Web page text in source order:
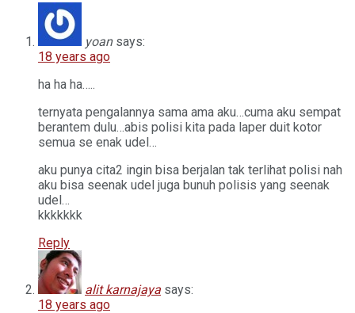
yoan says:
18 years ago
ha ha ha…..
ternyata pengalannya sama ama aku…cuma aku sempat
berantem dulu…abis polisi kita pada laper duit kotor
semua se enak udel…
aku punya cita2 ingin bisa berjalan tak terlihat polisi nah
aku bisa seenak udel juga bunuh polisis yang seenak
udel…
kkkkkkk
Reply
alit karnajaya says:
18 years ago